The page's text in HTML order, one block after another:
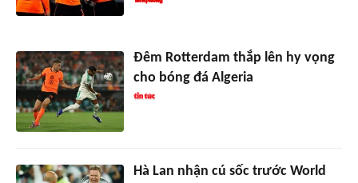
Đêm Rotterdam thắp lên hy vọng
cho bóng đá Algeria
Hà Lan nhận cú sốc trước World